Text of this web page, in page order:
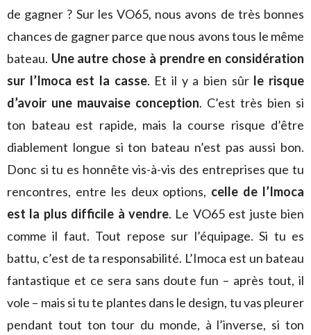
de gagner ? Sur les VO65, nous avons de très bonnes
chances de gagner parce que nous avons tous le même
bateau. Une autre chose à prendre en considération
sur l’Imoca est la casse. Et il y a bien sûr le risque
d’avoir une mauvaise conception. C’est très bien si
ton bateau est rapide, mais la course risque d’être
diablement longue si ton bateau n’est pas aussi bon.
Donc si tu es honnête vis-à-vis des entreprises que tu
rencontres, entre les deux options, celle de l’Imoca
est la plus difficile à vendre. Le VO65 est juste bien
comme il faut. Tout repose sur l’équipage. Si tu es
battu, c’est de ta responsabilité. L’Imoca est un bateau
fantastique et ce sera sans doute fun – après tout, il
vole – mais si tu te plantes dans le design, tu vas pleurer
pendant tout ton tour du monde, à l’inverse, si ton